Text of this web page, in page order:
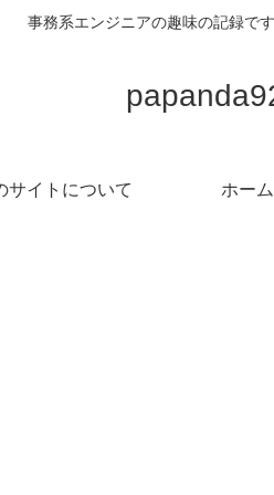
事務系エンジニアの趣味の記録で
サイトについて ホーム